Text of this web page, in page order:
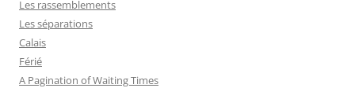
Les rassemblements
Les séparations
Calais
Férié
A Pagination of Waiting Times